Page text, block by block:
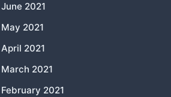
June 2021
May 2021
April 2021
March 2021
February 2021